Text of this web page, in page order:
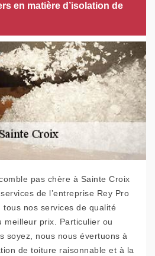
en matière d’isolation de
pas chère à Sainte Croix
de l’entreprise Rey Pro
tous nos services de qualité
meilleur prix. Particulier ou
soyez, nous nous évertuons à
de toiture raisonnable et à la